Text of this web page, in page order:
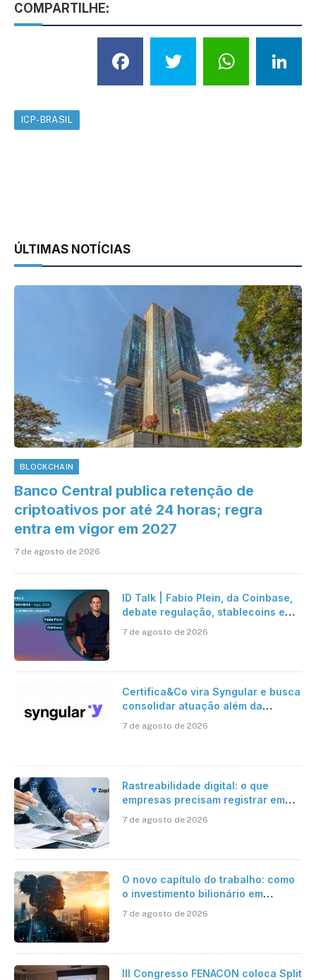
COMPARTILHE:
Facebook
Twitter
ICP-BRASIL
ÚLTIMAS NOTÍCIAS
BLOCKCHAIN
Banco Central publica retenção de
criptoativos por até 24 horas; regra
entra em vigor em 2027
7 de agosto de 2026
ID Talk | Fabio Plein, da Coinbase,
debate regulação, stablecoins e
7 de agosto de 2026
Certifica&Co vira Syngular e busca
consolidar atuação além da
7 de agosto de 2026
Rastreabilidade digital: o que
empresas precisam registrar em
7 de agosto de 2026
O novo capítulo do trabalho: como
o investimento bilionário em
verdadeira era da inteligência
7 de agosto de 2026
III Congresso FENACON coloca Split